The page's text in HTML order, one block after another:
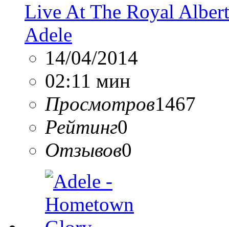
Live At The Royal
Adele
14/04/2014
02:11 мин
Просмотров1467
Рейтинг0
Отзывов0